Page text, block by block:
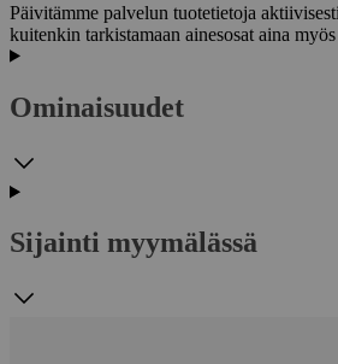
Päivitämme palvelun tuotetietoja
kuitenkin tarkistamaan ainesosat aina
Ominaisuudet
Sijainti myymälässä